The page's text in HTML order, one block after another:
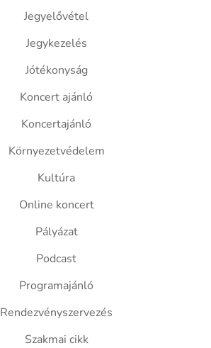
Jegyelővétel
Jegykezelés
Jótékonyság
Koncert ajánló
Koncertajánló
Környezetvédelem
Kultúra
Online koncert
Pályázat
Podcast
Programajánló
Rendezvényszervezés
Szakmai cikk